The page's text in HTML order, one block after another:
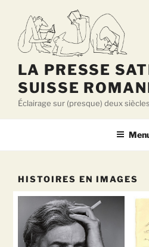
contenu
principal
LA PRESSE
SUISSE
Éclairage sur (presque) deux
HISTOIRES EN IMAGES